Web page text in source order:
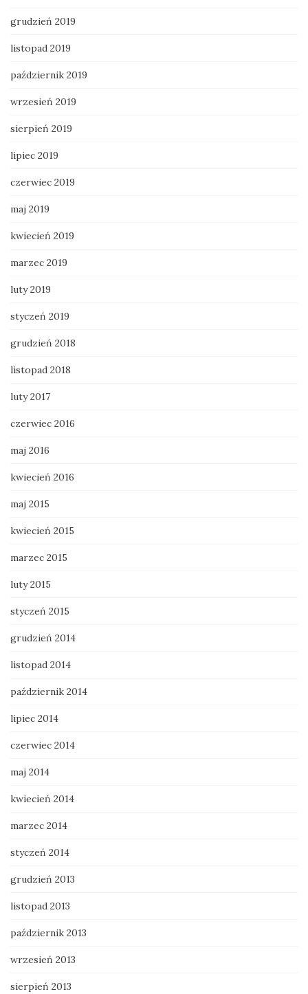
grudzień 2019
listopad 2019
październik 2019
wrzesień 2019
sierpień 2019
lipiec 2019
czerwiec 2019
maj 2019
kwiecień 2019
marzec 2019
luty 2019
styczeń 2019
grudzień 2018
listopad 2018
luty 2017
czerwiec 2016
maj 2016
kwiecień 2016
maj 2015
kwiecień 2015
marzec 2015
luty 2015
styczeń 2015
grudzień 2014
listopad 2014
październik 2014
lipiec 2014
czerwiec 2014
maj 2014
kwiecień 2014
marzec 2014
styczeń 2014
grudzień 2013
listopad 2013
październik 2013
wrzesień 2013
sierpień 2013